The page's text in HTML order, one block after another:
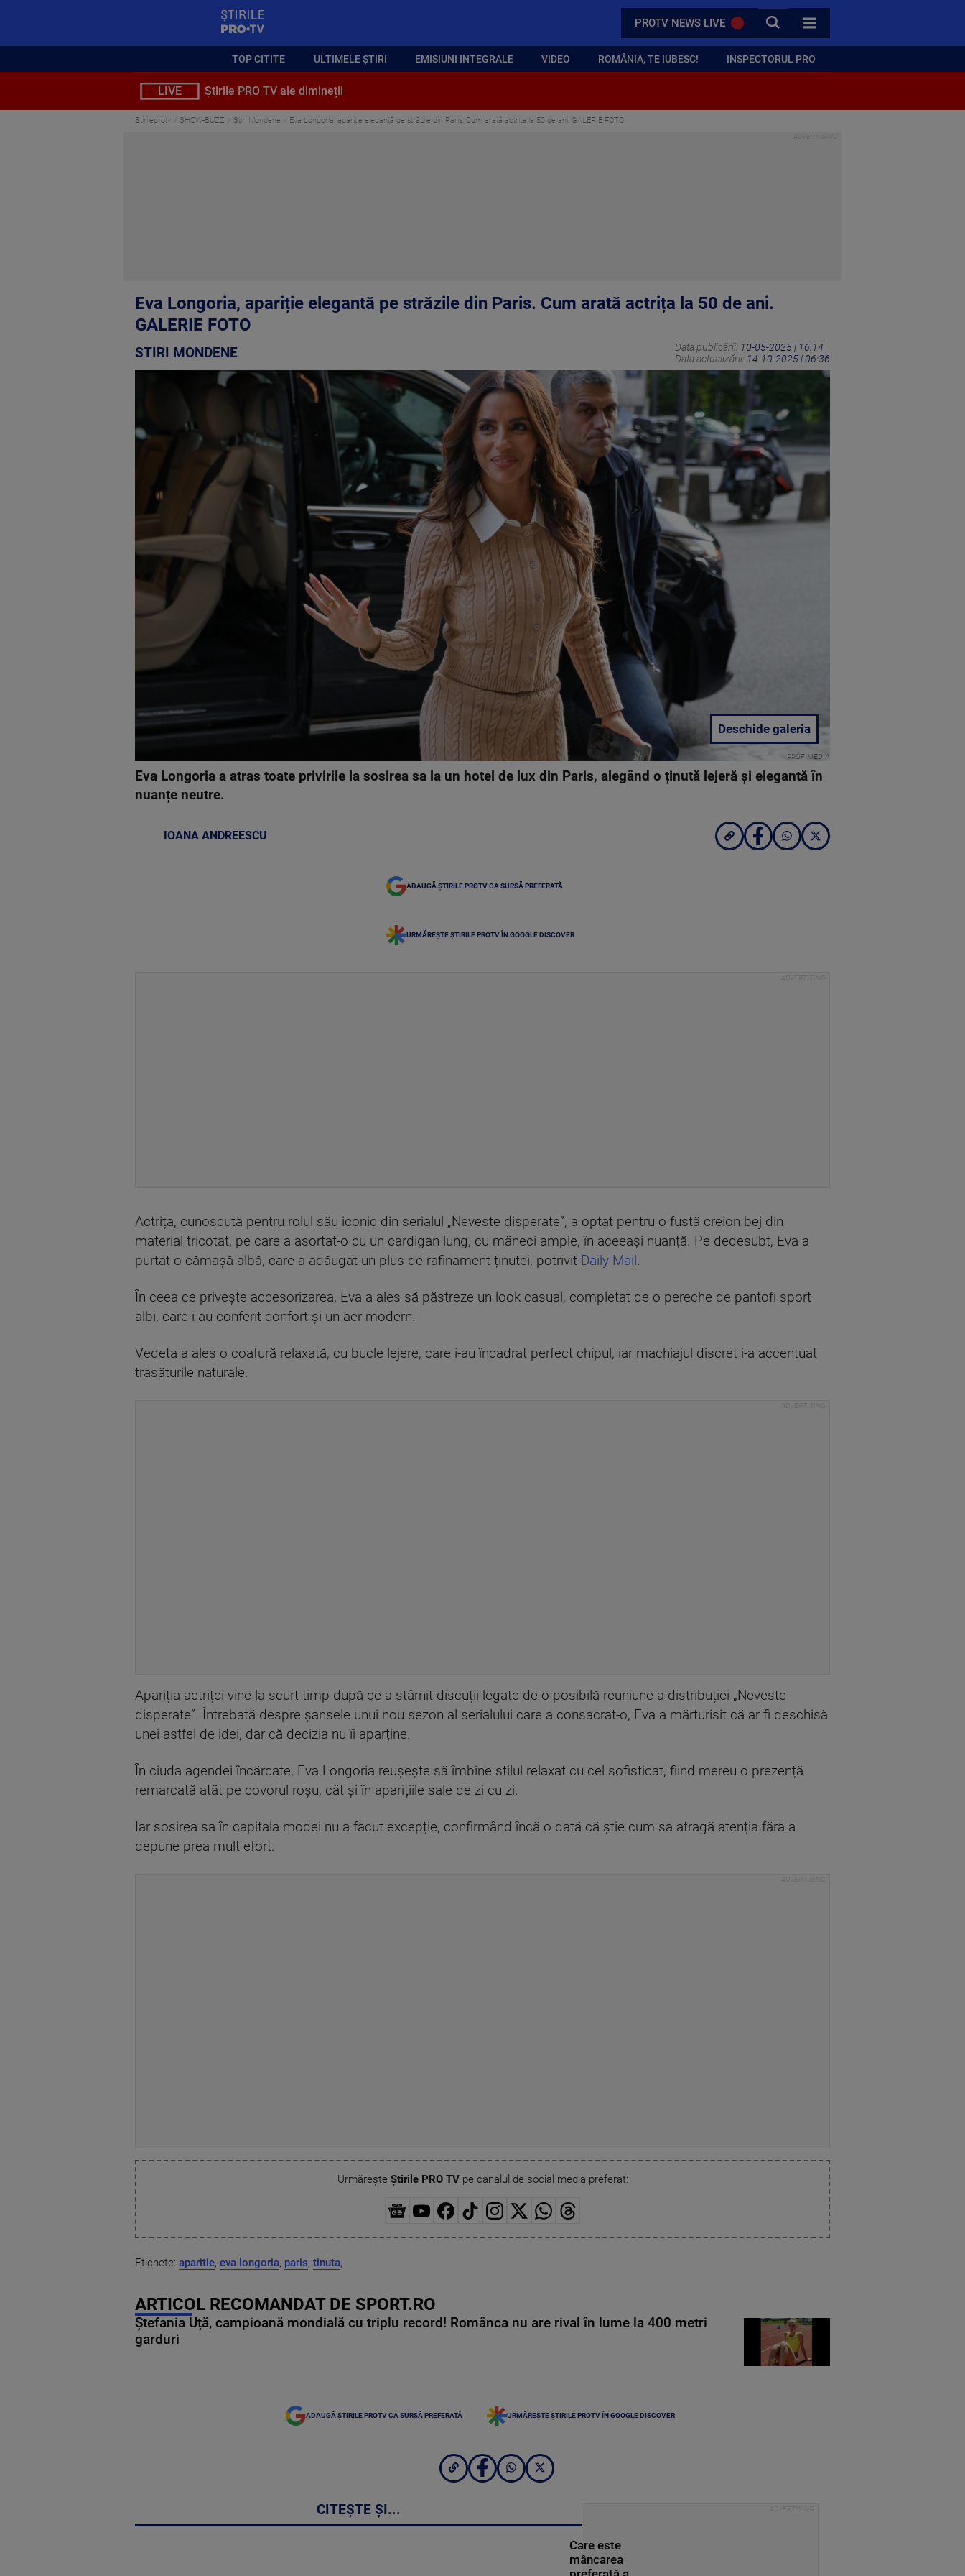
PROTV NEWS LIVE CAUTA
TOATE CATEGORIILE
TOP CITITE ULTIMELE ȘTIRI EMISIUNI INTEGRALE VIDEO ROMÂNIA, TE IUBESC! INSPECTORUL PRO
LIVE Știrile PRO TV ale dimineții
Stirileprotv SHOW-BUZZ Stiri Mondene Eva Longoria, apariție elegantă pe străzile din Paris. Cum arată actrița la 50 de ani. GALERIE FOTO
Eva Longoria, apariție elegantă pe străzile din Paris. Cum arată actrița la 50 de ani.
GALERIE FOTO
STIRI MONDENE Data publicării: 10-05-2025 | 16:14
Data actualizării: 14-10-2025 | 06:36
PROFIMEDIA
Deschide galeria
Eva Longoria a atras toate privirile la sosirea sa la un hotel de lux din Paris, alegând o ținută lejeră și elegantă în
nuanțe neutre.
IOANA ANDREESCU
ADAUGĂ ȘTIRILE PROTV CA SURSĂ PREFERATĂ
URMĂREȘTE ȘTIRILE PROTV ÎN GOOGLE DISCOVER
Actrița, cunoscută pentru rolul său iconic din serialul „Neveste disperate”, a optat pentru o fustă creion bej din
material tricotat, pe care a asortat-o cu un cardigan lung, cu mâneci ample, în aceeași nuanță. Pe dedesubt, Eva a
purtat o cămașă albă, care a adăugat un plus de rafinament ținutei, potrivit Daily Mail .
În ceea ce privește accesorizarea, Eva a ales să păstreze un look casual, completat de o pereche de pantofi sport
albi, care i-au conferit confort și un aer modern.
Vedeta a ales o coafură relaxată, cu bucle lejere, care i-au încadrat perfect chipul, iar machiajul discret i-a accentuat
trăsăturile naturale.
Apariția actriței vine la scurt timp după ce a stârnit discuții legate de o posibilă reuniune a distribuției „Neveste
disperate”. Întrebată despre șansele unui nou sezon al serialului care a consacrat-o, Eva a mărturisit că ar fi deschisă
unei astfel de idei, dar că decizia nu îi aparține.
În ciuda agendei încărcate, Eva Longoria reușește să îmbine stilul relaxat cu cel sofisticat, fiind mereu o prezență
remarcată atât pe covorul roșu, cât și în aparițiile sale de zi cu zi.
Iar sosirea sa în capitala modei nu a făcut excepție, confirmând încă o dată că știe cum să atragă atenția fără a
depune prea mult efort.
Urmărește Știrile PRO TVpe canalul de social media preferat:
Etichete: aparitie, eva longoria, paris, tinuta,
ARTICOL RECOMANDAT DE SPORT.RO
Ștefania Uță, campioană mondială cu triplu record! Românca nu are rival în lume la 400 metri
garduri
ADAUGĂ ȘTIRILE PROTV CA SURSĂ PREFERATĂ URMĂREȘTE ȘTIRILE PROTV ÎN GOOGLE DISCOVER
CITEȘTE ȘI...
Care este
mâncarea